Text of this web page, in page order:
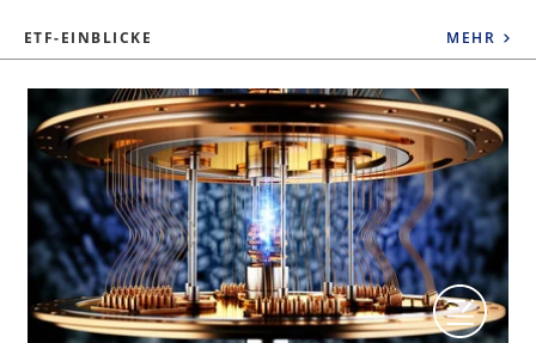
ETF-EINBLICKE MEHR